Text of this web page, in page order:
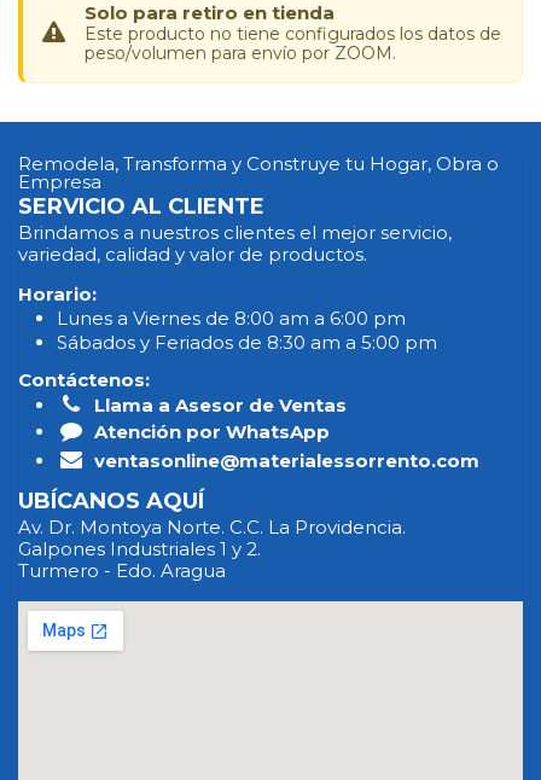
Solo para retiro en tienda
Este producto no tiene configurados los datos de
peso/volumen para envío por ZOOM.
Remodela, Transforma y Construye tu Hogar, Obra o
Empresa
SERVICIO AL CLIENTE
Brindamos a nuestros clientes el mejor servicio,
variedad, calidad y valor de productos.
Horario:
Lunes a Viernes de 8:00 am a 6:00 pm
Sábados y Feriados de 8:30 am a 5:00 pm
Contáctenos:
Llama a Asesor de Ventas
Atención por WhatsApp
ventasonline@materialessorrento.com
UBÍCANOS AQUÍ
Av. Dr. Montoya Norte. C.C. La Providencia.
Galpones Industriales 1 y 2.
Turmero - Edo. Aragua